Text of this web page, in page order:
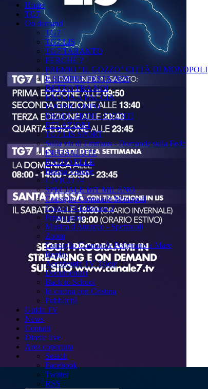
Home
TG7
On demand
TG7
TG7 LIS
TG7 TARANTO
PERCHÉ ?
PREMIO "IL GOZZO" CITTÀ DI MONOPOLI
È SEMPRE FESTA 2025
DETTO TRA NOI
FACCIA A FACCIA
FUORICAMPO
PRODUZIONI - EVENTI
RELAZIONI
TG7 LIS SPORT
Sulla via di Emmaus - Domande sulla Fede
INFOSALUTE
RADIO ELLE
Buona Visione
CIVICO 74
SPECIALE BIT MILANO
Consiglio Comunale Monopoli
Civico 74 Edizione 2
Primo piano
Musica d'Attracco - Spettacoli
Zoom
Consiglio Comunale Polignano a Mare
Replay
Accademia TV Talent
Documentari
Back to School
In cucina con Cristina
Pubblicità
Guida TV
News
Contatti
Dirette live
Area copertura
Search
Facebook
Twitter
RSS